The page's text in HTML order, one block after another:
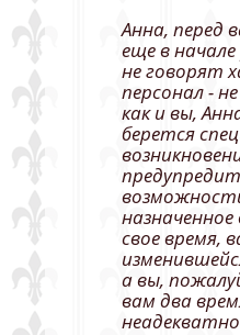
Анна, перед
еще в
не говорят
персонал -
как и вы,
берется
свое время,
а вы,
вам два